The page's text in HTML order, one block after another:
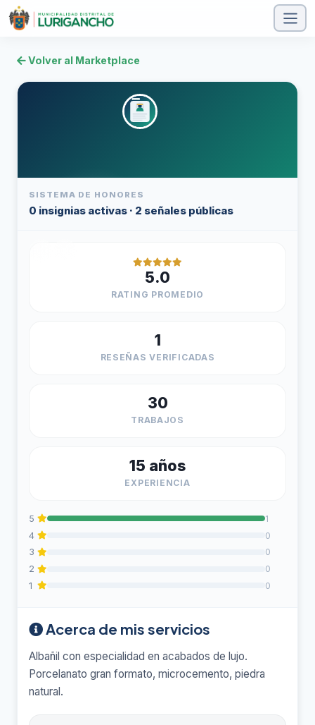
Volver al Marketplace
Leonardo Gil
Albañilería Construcción / Acabados
Chaclacayo, Santa Eulalia
SISTEMA DE HONORES
0 insignias activas · 2 señales públicas
5.0
RATING PROMEDIO
1
RESEÑAS VERIFICADAS
30
TRABAJOS
15 años
EXPERIENCIA
5
1
4
0
3
0
2
0
1
0
Acerca de mis servicios
Albañil con especialidad en acabados de lujo.
Porcelanato gran formato, microcemento, piedra
natural.